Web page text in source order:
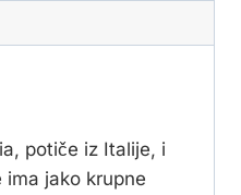
potiče iz Italije, i
ima jako krupne